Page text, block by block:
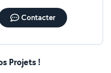
Contacter
Projets !